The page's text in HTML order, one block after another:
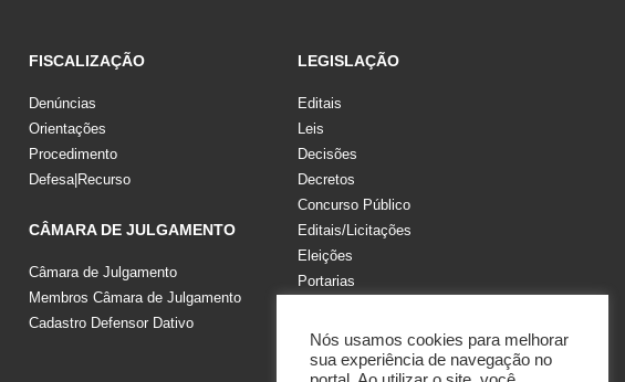
FISCALIZAÇÃO
Denúncias
Orientações
Procedimento
Defesa|Recurso
CÂMARA DE JULGAMENTO
Câmara de Julgamento
Membros Câmara de Julgamento
Cadastro Defensor Dativo
LEGISLAÇÃO
Editais
Leis
Decisões
Decretos
Concurso Público
Editais/Licitações
Eleições
Portarias
Resoluções
Nós usamos cookies para melhorar
sua experiência de navegação no